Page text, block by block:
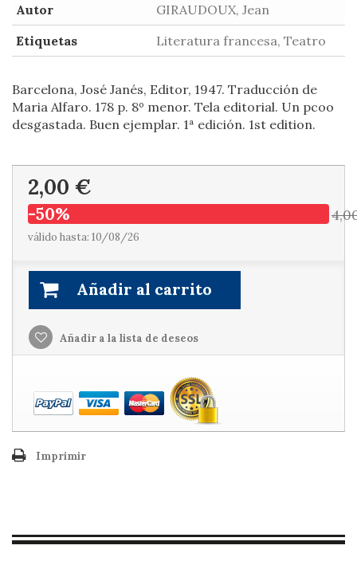
Autor
GIRAUDOUX, Jean
Etiquetas
Literatura francesa, Teatro
Barcelona, José Janés, Editor, 1947. Traducción de
Maria Alfaro. 178 p. 8º menor. Tela editorial. Un pcoo
desgastada. Buen ejemplar. 1ª edición. 1st edition.
2,00 €
-50%
válido hasta: 10/08/26
Añadir al carrito
Añadir a la lista de deseos
Imprimir